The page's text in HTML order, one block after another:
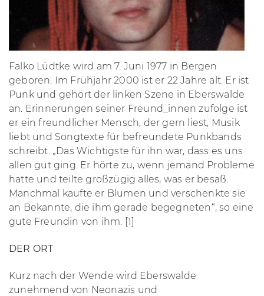
Falko Lüdtke wird am 7. Juni 1977 in Bergen
geboren. Im Frühjahr 2000 ist er 22 Jahre alt. Er ist
Punk und gehört der linken Szene in Eberswalde
an. Erinnerungen seiner Freund_innen zufolge ist
er ein freundlicher Mensch, der gern liest, Musik
liebt und Songtexte für befreundete Punkbands
schreibt. „Das Wichtigste für ihn war, dass es uns
allen gut ging. Er hörte zu, wenn jemand Probleme
hatte und teilte großzügig alles, was er besaß.
Manchmal kaufte er Blumen und verschenkte sie
an Bekannte, die ihm gerade begegneten“, so eine
gute Freundin von ihm. [1]
DER ORT
Kurz nach der Wende wird Eberswalde
zunehmend von Neonazis und